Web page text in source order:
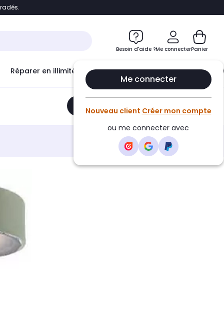
Accéder directement au chatbot
Besoin d'aide ?Me connecter
Me connecter
Nouveau client Créer mon compte
ou me connecter avec
Panier
Réparer en illimité avec Le Club Infinity
Ajouter au panier